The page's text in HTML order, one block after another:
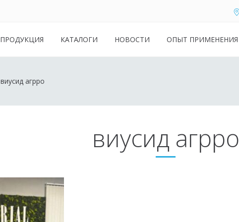
ПРОДУКЦИЯ КАТАЛОГИ НОВОСТИ ОПЫТ ПРИМЕНЕНИЯ
виусид агрро
виусид агрро